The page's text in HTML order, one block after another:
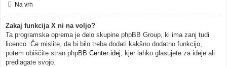
Na vrh
Zakaj funkcija X ni na voljo?
Ta programska oprema je delo skupine phpBB Group, ki ima zanj tudi
licenco. Če mislite, da bi bilo treba dodati kakšno dodatno funkcijo,
potem obiščite stran phpBB Center idej, kjer lahko glasujete za ideje ali
predlagate svojo.